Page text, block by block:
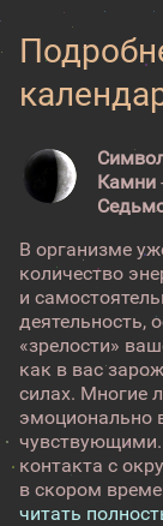
Камни
В организме
количество
и
деятельность,
«зрелости»
как в вас
силах. Многие
эмоционально
чувствующими.
контакта с
в скором
читать